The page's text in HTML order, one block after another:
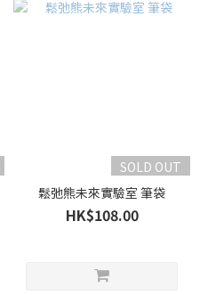
SOLD OUT
鬆弛熊未來實驗室 筆袋
HK$108.00